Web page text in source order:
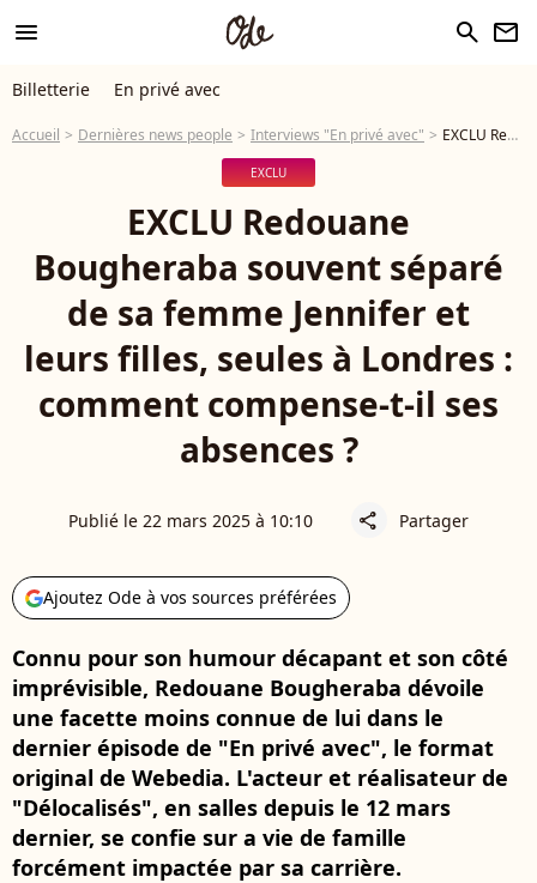
menu search newsletter
Billetterie En privé avec
Accueil Dernières news people Interviews "En privé avec" EXCLU Redouane Bougheraba souvent séparé de sa femme Jennifer et leurs filles, seules à Londres : comment compense-t-il ses absences ?
EXCLU
EXCLU Redouane
Bougheraba souvent séparé
de sa femme Jennifer et
leurs filles, seules à Londres :
comment compense-t-il ses
absences ?
Publié le 22 mars 2025 à 10:10 share Partager
Ajoutez Ode à vos sources préférées
Connu pour son humour décapant et son côté
imprévisible, Redouane Bougheraba dévoile
une facette moins connue de lui dans le
dernier épisode de "En privé avec", le format
original de Webedia. L'acteur et réalisateur de
"Délocalisés", en salles depuis le 12 mars
dernier, se confie sur a vie de famille
forcément impactée par sa carrière.